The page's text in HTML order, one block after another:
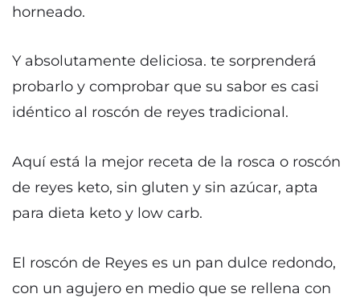
horneado.
Y absolutamente deliciosa. te sorprenderá
probarlo y comprobar que su sabor es casi
idéntico al roscón de reyes tradicional.
Aquí está la mejor receta de la rosca o roscón
de reyes keto, sin gluten y sin azúcar, apta
para dieta keto y low carb.
El roscón de Reyes es un pan dulce redondo,
con un agujero en medio que se rellena con